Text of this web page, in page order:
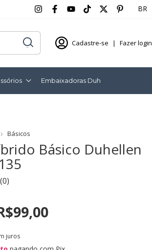
BR
Cadastre-se | Fazer login
Embaixadoras Duh
Básicos
Básico Duhellen
(0)
juros